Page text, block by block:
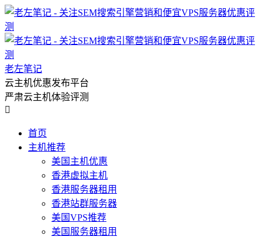
老左笔记
云主机优惠发布平台
严肃云主机体验评测

首页
主机推荐
美国主机优惠
香港虚拟主机
香港服务器租用
香港站群服务器
美国VPS推荐
美国服务器租用